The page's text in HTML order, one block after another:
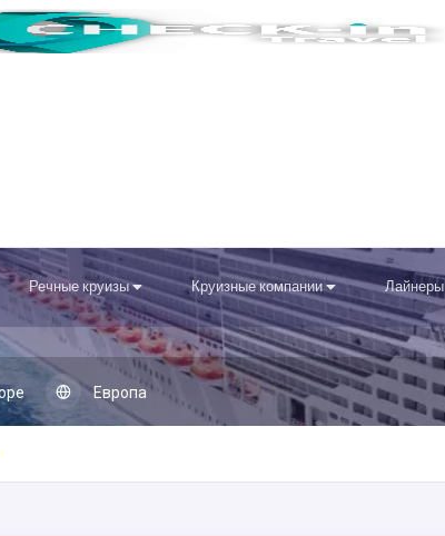
Речные круизы Круизные компании Лайнеры
Европа